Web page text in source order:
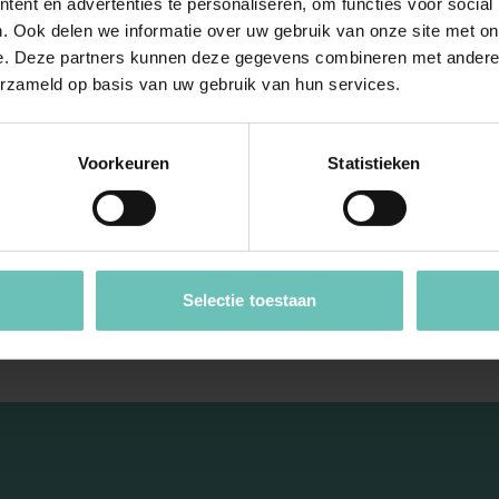
Ook delen we informatie over uw gebruik van onze site met
Deze partners kunnen deze gegevens combineren met
op basis van uw gebruik van hun services.
Voorkeuren Statistieken
Selectie toestaan
Raad:
23 april
...
23 DECEMBER 2022
Uitspraak Hoge Raad:
december 2022, 21/02726)
Vergoedingsrecht uit hoofde
...
Hoge Raad Updates Cassatie